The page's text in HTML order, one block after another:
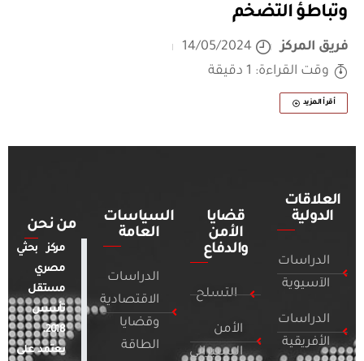
وتباطؤ التضخم
فريق المركز
14/05/2024
وقت القراءة: 1 دقيقة
أقرأ المزيد
العلاقات
الدولية
الدراسات
الآسيوية
الدراسات
الأفريقية
قضايا
الأمن
والدفاع
التسلح
الأمن
السيبراني
السياسات
العامة
الدراسات
الاقتصادية
وقضايا
الطاقة
من نحن
مركز بحثي
مصري
مستقل
تأسس
2018.
يعتمد على